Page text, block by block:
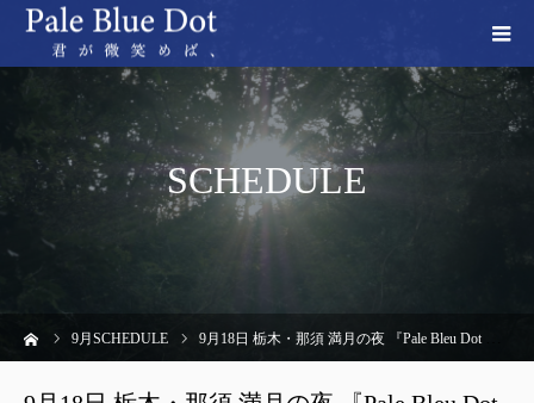
SCHEDULE
9月SCHEDULE 9月18日 栃木・那須 満月の夜 『Pale Bleu Dot 君が微笑めば、』上映会